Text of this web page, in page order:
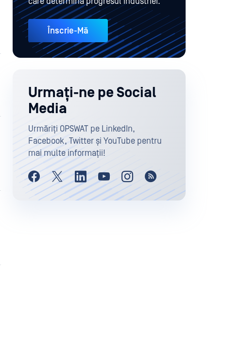
Înscrie-Mă
Urmați-ne pe Social
Media
Urmăriți OPSWAT pe LinkedIn,
Facebook, Twitter și YouTube pentru
mai multe informații!